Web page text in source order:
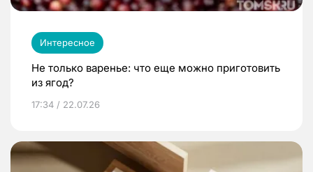
Интересное
Не только варенье: что еще можно приготовить
из ягод?
17:34 / 22.07.26